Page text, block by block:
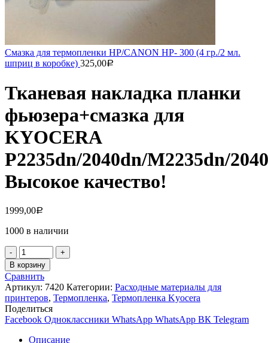
Смазка для термопленки HP/CANON HP- 300 (4 гр./2 мл.
шприц в коробке) 325,00Р
Тканевая накладка планки
фьюзера+смазка для
KYOCERA
P2235dn/2040dn/M2235dn/
Высокое качество!
1999,00Р
1000 в наличии
Количество
товара
Тканевая
накладка
планки
фьюзера+смазка
для
KYOCERA
P2235dn/2040dn/M2235dn/2040dn
В корзину
Сравнить
Артикул: 7420 Категории: Расходные материалы для
принтеров, Термопленка, Термопленка Kyocera
Поделиться
Facebook Одноклассники WhatsApp WhatsApp ВК Telegram
Описание